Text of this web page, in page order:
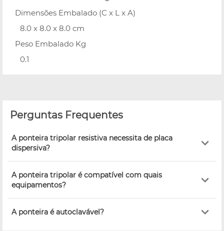
Dimensões Embalado (C x L x A)
8.0 x 8.0 x 8.0 cm
Peso Embalado Kg
0.1
Perguntas Frequentes
A ponteira tripolar resistiva necessita de placa
dispersiva?
A ponteira tripolar é compatível com quais
equipamentos?
A ponteira é autoclavável?